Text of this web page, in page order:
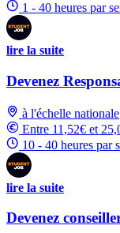
1 - 40 heures par
lire la suite
Devenez
à l'échelle nationale
Entre 11,52€ et
10 - 40 heures par
lire la suite
Devenez